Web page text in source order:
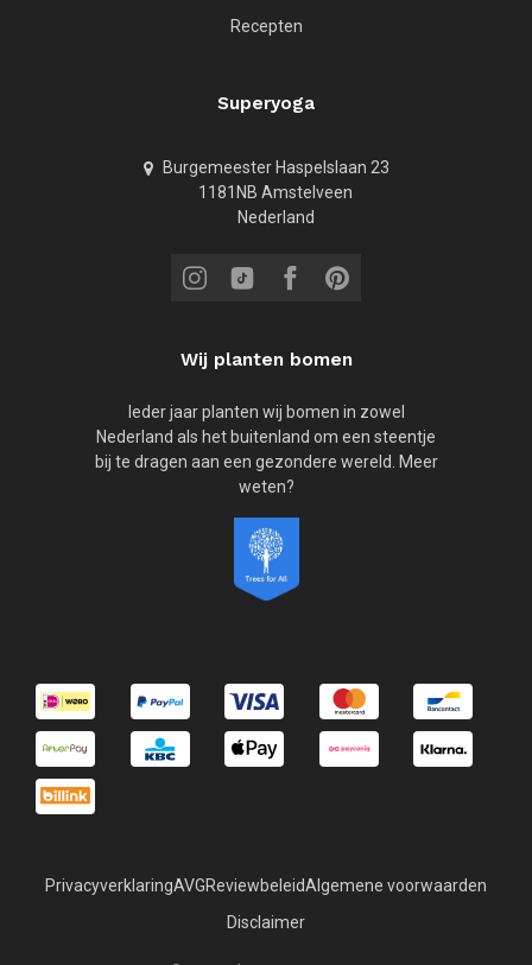
Recepten
Superyoga
Burgemeester Haspelslaan 23
1181NB Amstelveen
Nederland
Wij planten bomen
Ieder jaar planten wij bomen in zowel
Nederland als het buitenland om een steentje
bij te dragen aan een gezondere wereld. Meer
weten?
PrivacyverklaringAVGReviewbeleidAlgemene voorwaarden
Disclaimer